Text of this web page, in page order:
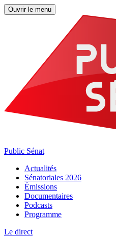
Ouvrir le menu
Public Sénat
Actualités
Sénatoriales 2026
Émissions
Documentaires
Podcasts
Programme
Le direct